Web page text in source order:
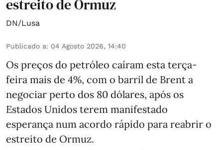
estreito de Ormuz
DN/Lusa
Publicado a: 04 Agosto 2026, 14:40
Os preços do petróleo caíram esta terça-
feira mais de 4%, com o barril de Brent a
negociar perto dos 80 dólares, após os
Estados Unidos terem manifestado
esperança num acordo rápido para reabrir o
estreito de Ormuz.